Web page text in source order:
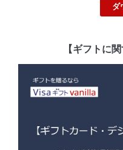
ダ
【ギフトに